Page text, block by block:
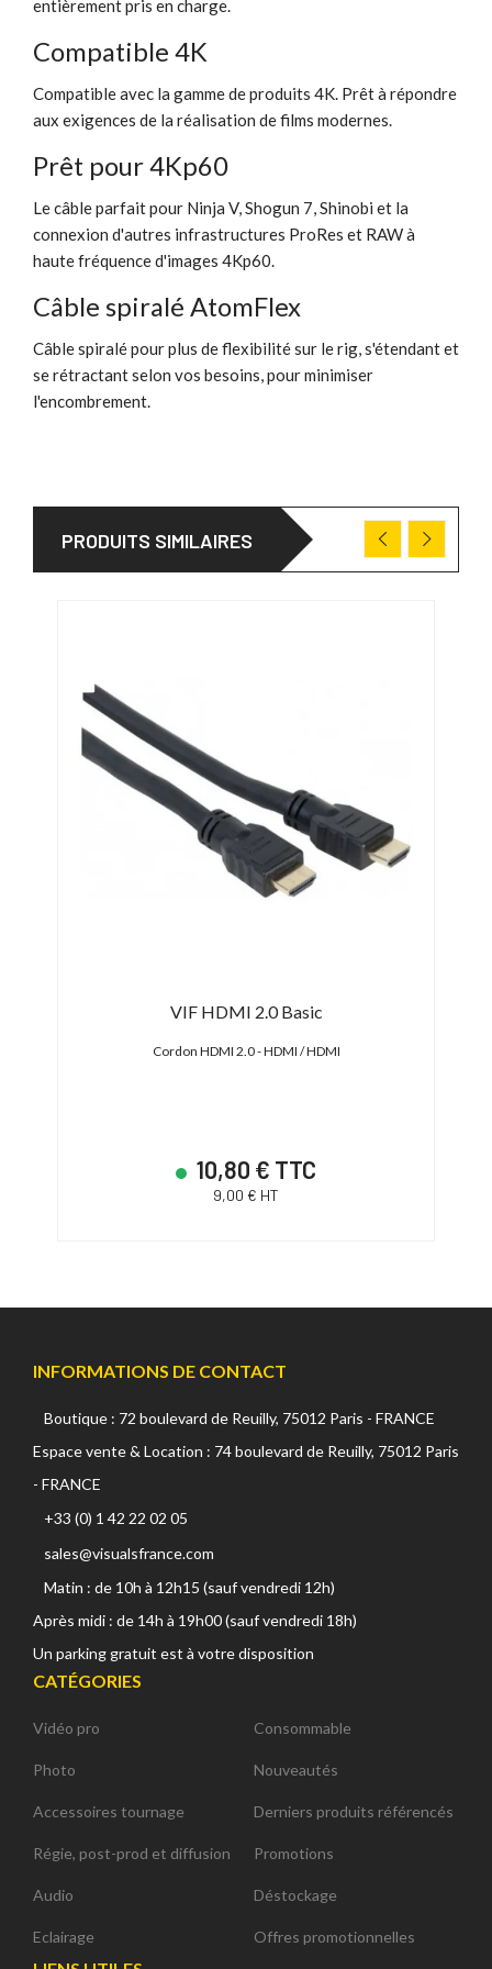
entièrement pris en charge.
Compatible 4K
Compatible avec la gamme de produits 4K. Prêt à répondre
aux exigences de la réalisation de films modernes.
Prêt pour 4Kp60
Le câble parfait pour Ninja V, Shogun 7, Shinobi et la
connexion d'autres infrastructures ProRes et RAW à
haute fréquence d'images 4Kp60.
Câble spiralé AtomFlex
Câble spiralé pour plus de flexibilité sur le rig, s'étendant et
se rétractant selon vos besoins, pour minimiser
l'encombrement.
PRODUITS SIMILAIRES
VIF HDMI 2.0 Basic
Cordon HDMI 2.0 - HDMI / HDMI
10,80 € TTC
9,00 € HT
INFORMATIONS DE CONTACT
Boutique : 72 boulevard de Reuilly, 75012 Paris - FRANCE
Espace vente & Location : 74 boulevard de Reuilly, 75012 Paris
- FRANCE
+33 (0) 1 42 22 02 05
sales@visualsfrance.com
Matin : de 10h à 12h15 (sauf vendredi 12h)
Après midi : de 14h à 19h00 (sauf vendredi 18h)
Un parking gratuit est à votre disposition
CATÉGORIES
Vidéo pro
Photo
Accessoires tournage
Régie, post-prod et diffusion
Audio
Eclairage
Consommable
Nouveautés
Derniers produits référencés
Promotions
Déstockage
Offres promotionnelles